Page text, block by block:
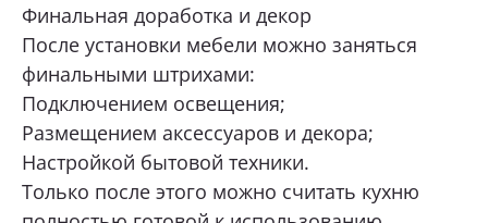
Финальная доработка и декор
После установки мебели можно заняться
финальными штрихами:
Подключением освещения;
Размещением аксессуаров и декора;
Настройкой бытовой техники.
Только после этого можно считать кухню